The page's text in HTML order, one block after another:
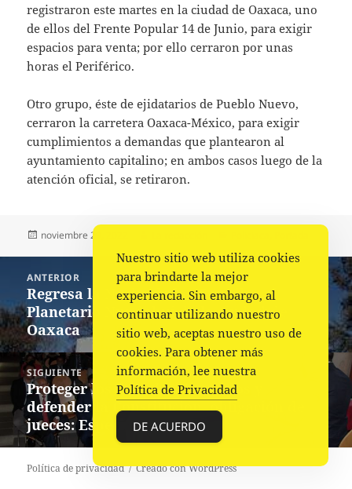
registraron este martes en la ciudad de Oaxaca, uno
de ellos del Frente Popular 14 de Junio, para exigir
espacios para venta; por ello cerraron por unas
horas el Periférico.
Otro grupo, éste de ejidatarios de Pueblo Nuevo,
cerraron la carretera Oaxaca-México, para exigir
cumplimientos a demandas que plantearon al
ayuntamiento capitalino; en ambos casos luego de la
atención oficial, se retiraron.
Publicado
noviembre 29, 2022
entradas
ANTERIOR
Entrada
anterior:
Regresa la Noche de las Estrellas al
Planetario Nundehui de la ciudad de
Oaxaca
SIGUIENTE
Siguiente
entrada:
Proteger los derechos humanos y
defender la Constitución, obligación de
jueces: Especialistas
Política de privacidad Creado con WordPress
Nuestro sitio web utiliza cookies
para brindarte la mejor
experiencia. Sin embargo, al
continuar utilizando nuestro
sitio web, aceptas nuestro uso de
cookies. Para obtener más
información, lee nuestra
Política de Privacidad
DE ACUERDO